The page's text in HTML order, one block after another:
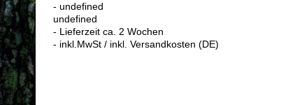
- undefined
undefined
- Lieferzeit ca. 2 Wochen
- inkl.MwSt / inkl. Versandkosten (DE)